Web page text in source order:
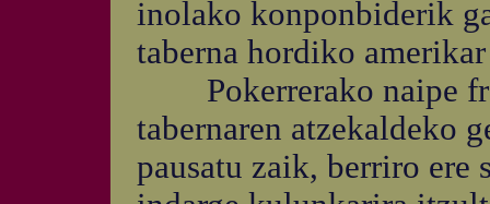
inolako konponbiderik
taberna hordiko
Pokerrerako naipe
tabernaren atzekaldeko
pausatu zaik, berriro ere